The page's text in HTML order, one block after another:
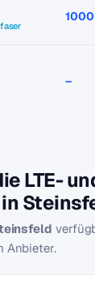
–
LTE-
Anbieter.